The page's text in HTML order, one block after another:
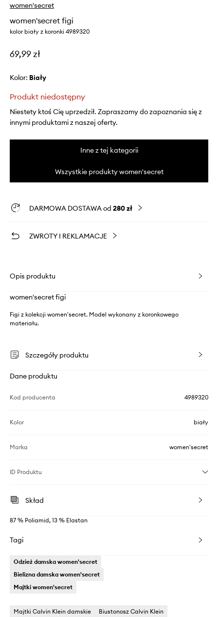
women'secret
women'secret figi
kolor biały z koronki 4989320
69,99 zł
Kolor: biały
Produkt niedostępny
Niestety ktoś Cię uprzedził. Zapraszamy do zapoznania się z
innymi produktami z naszej oferty.
Inne z tej kategorii
Wszystkie produkty women'secret
DARMOWA DOSTAWA od 280 zł
ZWROTY I REKLAMACJE
Opis produktu
women'secret figi
Figi z kolekcji women'secret. Model wykonany z koronkowego
materiału.
Szczegóły produktu
Dane produktu
Kod producenta 4989320
Kolor biały
Marka women'secret
ID Produktu
Skład
87 % Poliamid, 13 % Elastan
Tagi
Odzież damska women'secret
Bielizna damska women'secret
Majtki women'secret
Majtki Calvin Klein damskie Biustonosz Calvin Klein